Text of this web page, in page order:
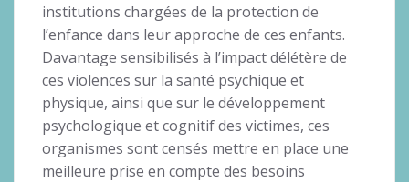
institutions chargées de la protection de
l’enfance dans leur approche de ces enfants.
Davantage sensibilisés à l’impact délétère de
ces violences sur la santé psychique et
physique, ainsi que sur le développement
psychologique et cognitif des victimes, ces
organismes sont censés mettre en place une
meilleure prise en compte des besoins